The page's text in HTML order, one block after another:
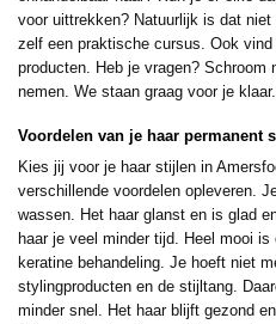
voor uittrekken? Natuurlijk is dat
zelf een praktische cursus. Ook
producten. Heb je vragen?
nemen. We staan graag voor je klaar.
Voordelen van je haar permanent
Kies jij voor je haar stijlen in
verschillende voordelen opleveren.
wassen. Het haar glanst en is glad
haar je veel minder tijd. Heel mooi
keratine behandeling. Je hoeft niet
stylingproducten en de stijltang.
minder snel. Het haar blijft gezond